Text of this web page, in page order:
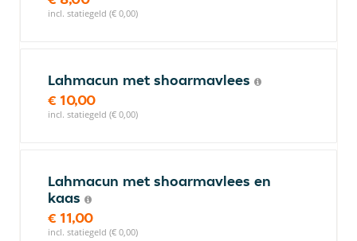
incl. statiegeld (€ 0,00)
Lahmacun met shoarmavlees
€ 10,00
incl. statiegeld (€ 0,00)
Lahmacun met shoarmavlees en
kaas
€ 11,00
incl. statiegeld (€ 0,00)